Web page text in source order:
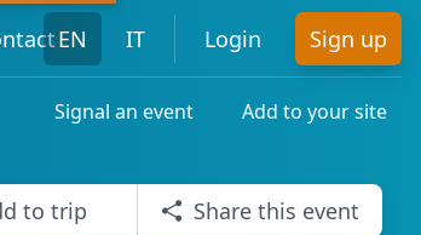
EN IT Login Sign up
Signal an event Add to your site
to trip Share this event